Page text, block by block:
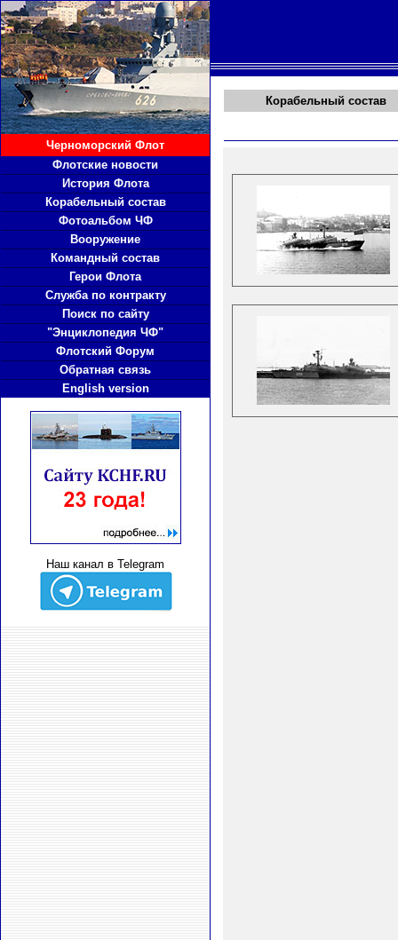
Черноморский Флот
Флотские новости
История Флота
Корабельный состав
Фотоальбом ЧФ
Вооружение
Командный состав
Герои Флота
Служба по контракту
Поиск по сайту
"Энциклопедия ЧФ"
Флотский Форум
Обратная связь
English version
Наш канал в Telegram
Корабельный состав